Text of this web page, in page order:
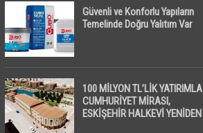
Güvenli ve Konforlu Yapıların
Temelinde Doğru Yalıtım Var
100 MİLYON TL’LİK YATIRIMLA
CUMHURİYET MİRASI,
ESKİŞEHİR HALKEVİ YENİDEN